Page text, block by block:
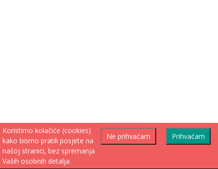
Prihvaćam
Ne prihvaćam
Koristimo kolačiće (cookies)
kako bismo pratili posjete na
našoj stranici, bez spremanja
Vaših osobnih detalja.